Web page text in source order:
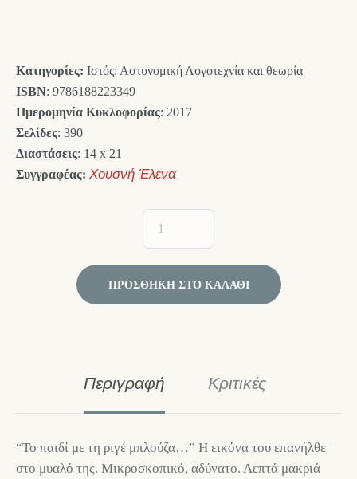
11,70 €.
Κατηγορίες: Ιστός: Αστυνομική Λογοτεχνία και θεωρία
ISBN: 9786188223349
Ημερομηνία Κυκλοφορίας: 2017
Σελίδες: 390
Διαστάσεις: 14 x 21
Συγγραφέας: Χουσνή Έλενα
ΠΡΟΣΘΉΚΗ ΣΤΟ ΚΑΛΆΘΙ
Περιγραφή Κριτικές
“Το παιδί με τη ριγέ μπλούζα…” Η εικόνα του επανήλθε
στο μυαλό της. Μικροσκοπικό, αδύνατο. Λεπτά μακριά